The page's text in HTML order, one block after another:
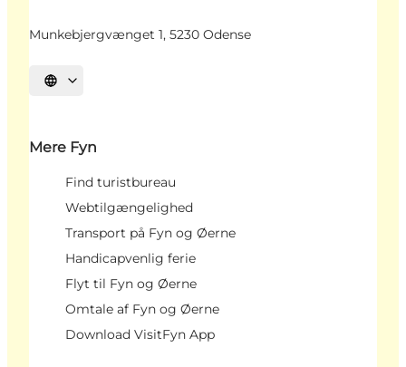
Munkebjergvænget 1, 5230 Odense
Vælg sprog
Mere Fyn
Find turistbureau
Webtilgængelighed
Transport på Fyn og Øerne
Handicapvenlig ferie
Flyt til Fyn og Øerne
Omtale af Fyn og Øerne
Download VisitFyn App